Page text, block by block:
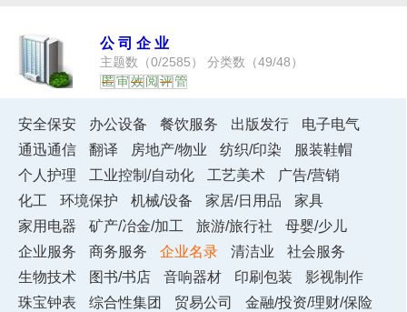
公司企业
主题数（0/2585） 分类数（49/48）
匿 审 效 阅 评 管
安全保安 办公设备 餐饮服务 出版发行
电子电气
通迅通信
翻译 房地产/物业 纺织/印染
服装鞋帽
个人护理
工业控制/自动化 工艺美术
广告/营销
化工
环境保护 机械/设备 家居/日用品
家具
家用电器
矿产/冶金/加工 旅游/旅行社
母婴/少儿
企业服务
商务服务 企业名录 清洁业
社会服务
生物技术
图书/书店 音响器材 印刷包装
影视制作
珠宝钟表
综合性集团 贸易公司
金融/投资/理财/保险